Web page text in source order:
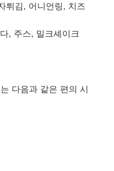
튀김, 어니언링, 치즈
, 주스, 밀크셰이크
다음과 같은 편의 시